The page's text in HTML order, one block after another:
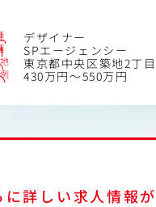
デザイナー
SPエージェンシー
東京都中央区築地2丁
430万円～550万円
に詳しい求人情報